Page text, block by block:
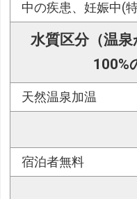
中の疾患、妊娠中(
水質区分（温
100%
天然温泉加温
宿泊者無料